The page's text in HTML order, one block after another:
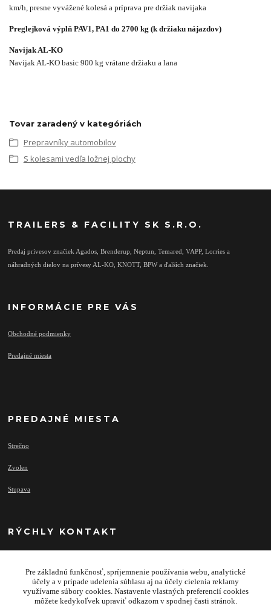
km/h, presne vyvážené kolesá a príprava pre držiak navijaka
Preglejková výplň PAV1, PA1 do 2700 kg (k držiaku nájazdov)
Navijak AL-KO
Navijak AL-KO basic 900 kg vrátane držiaku a lana
Tovar zaradený v kategóriách
Prepravníky automobilov
S kolesami vedľa ložnej plochy
TRAILERS & FACILITY SK S.R.O.
Predaj prívesov značiek Agados, Brenderup, Neptun, Temared, VAPP, Lorries a
náhradných dielov na prívesy AL-KO, KNOTT, BPW a ďalších značiek.
INFORMÁCIE PRE VÁS
Obchodné podmienky
Predajné miesta
PREDAJNÉ MIESTA
Strečno
Zvolen
Stupava
RÝCHLY KONTAKT
info@najprivesy.sk
Pre základnú funkčnosť, spríjemnenie používania webu, analytické
účely a v prípade udelenia súhlasu aj na účely cielenia reklamy
využívame súbory cookies. Nastavenie vlastných preferencií cookies
môžete kedykoľvek upraviť odkazom v spodnej časti stránok.